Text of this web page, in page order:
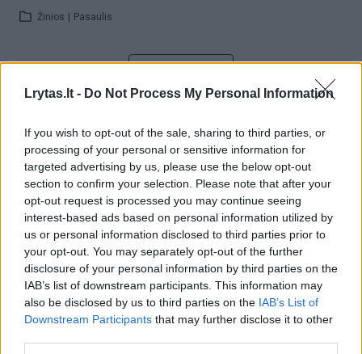
Lrytas.lt - Do Not Process My Personal Information
If you wish to opt-out of the sale, sharing to third parties, or
processing of your personal or sensitive information for
targeted advertising by us, please use the below opt-out
section to confirm your selection. Please note that after your
opt-out request is processed you may continue seeing
interest-based ads based on personal information utilized by
us or personal information disclosed to third parties prior to
your opt-out. You may separately opt-out of the further
disclosure of your personal information by third parties on the
IAB’s list of downstream participants. This information may
also be disclosed by us to third parties on the IAB’s List of
Downstream Participants that may further disclose it to other
Žinios Pasaulis
Žiūrimiausi įrašai
00:00:30
Vaizdai iš tragiškos avarijos Vilniaus r.: dviejų moterų ir
vaiko gyvybių išgelbėti nepavyko
Žinios | Lietuvos diena
00:00:57
Savaitės vidurys nusimato karštas: temperatūra kils iki
32 laipsnių šilumos